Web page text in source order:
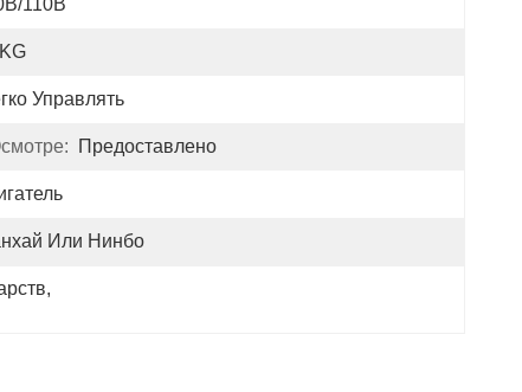
110В
Управлять
Предоставлено
Или Нинбо
,